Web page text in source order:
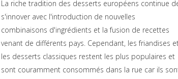
La riche tradition des desserts européens continue
s'innover avec l'introduction de nouvelles
combinaisons d'ingrédients et la fusion de recettes
venant de différents pays. Cependant, les friandises
les desserts classiques restent les plus populaires et
sont couramment consommés dans la rue car ils